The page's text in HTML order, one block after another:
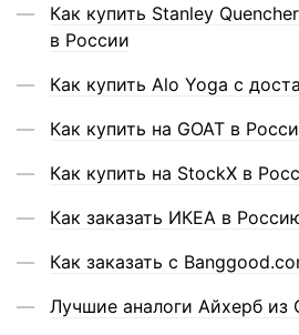
Как купить Stanley
в России
Как купить Alo Yoga с
Как купить на GOAT в
Как купить на StockX в
Как заказать ИКЕА в
Как заказать с
Лучшие аналоги Айхерб